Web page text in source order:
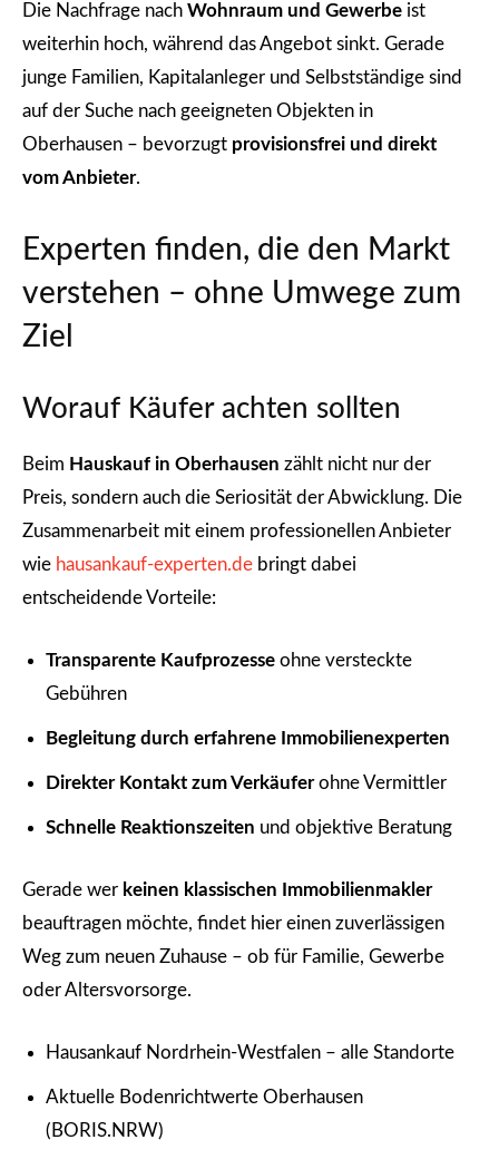
Die Nachfrage nach Wohnraum und Gewerbe ist
weiterhin hoch, während das Angebot sinkt. Gerade
junge Familien, Kapitalanleger und Selbstständige sind
auf der Suche nach geeigneten Objekten in
Oberhausen – bevorzugt provisionsfrei und direkt
vom Anbieter.
Experten finden, die den Markt
verstehen – ohne Umwege zum
Ziel
Worauf Käufer achten sollten
Beim Hauskauf in Oberhausen zählt nicht nur der
Preis, sondern auch die Seriosität der Abwicklung. Die
Zusammenarbeit mit einem professionellen Anbieter
wie hausankauf-experten.de bringt dabei
entscheidende Vorteile:
Transparente Kaufprozesse ohne versteckte
Gebühren
Begleitung durch erfahrene Immobilienexperten
Direkter Kontakt zum Verkäuferohne Vermittler
Schnelle Reaktionszeiten und objektive Beratung
Gerade wer keinen klassischen Immobilienmakler
beauftragen möchte, findet hier einen zuverlässigen
Weg zum neuen Zuhause – ob für Familie, Gewerbe
oder Altersvorsorge.
Hausankauf Nordrhein-Westfalen – alle Standorte
Aktuelle Bodenrichtwerte Oberhausen
(BORIS.NRW)